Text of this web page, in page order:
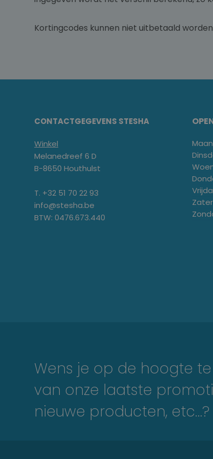
Kortingcodes kunnen niet uitbetaald
CONTACTGEGEVENS STESHA
Winkel
Melanedreef 6 D
B-8650 Houthulst
T. +32 51 70 22 93
info@stesha.be
BTW: 0476.673.440
Wens je op de hoogte
van onze laatste
nieuwe producten, etc…?